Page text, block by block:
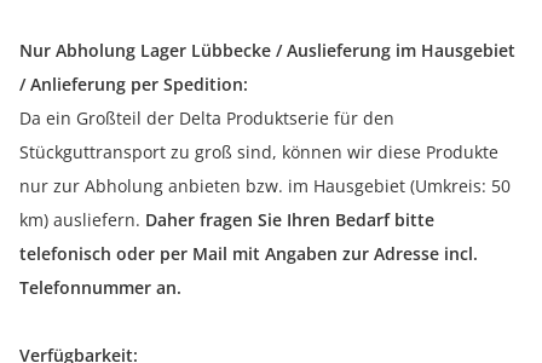
Nur Abholung Lager Lübbecke / Auslieferung im Hausgebiet
/ Anlieferung per Spedition:
Da ein Großteil der Delta Produktserie für den
Stückguttransport zu groß sind, können wir diese Produkte
nur zur Abholung anbieten bzw. im Hausgebiet (Umkreis: 50
km) ausliefern. Daher fragen Sie Ihren Bedarf bitte
telefonisch oder per Mail mit Angaben zur Adresse incl.
Telefonnummer an.
Verfügbarkeit: